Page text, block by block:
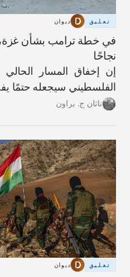
تعليق ديوان
في خطة ترامب بشأن غزة،
نجاحًا
إن إخفاق المسار
الفلسطيني سيجعله حتمًا
آخر.ناثان ج. براون
تعليق ديوان